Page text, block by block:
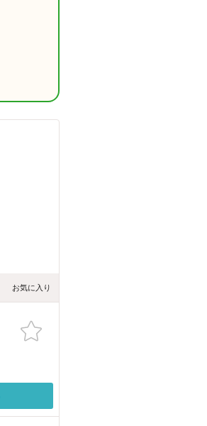
お気に入り